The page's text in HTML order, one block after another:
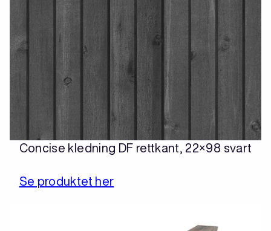
Concise kledning DF rettkant, 22×98 svart
Se produktet her